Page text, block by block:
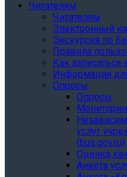
Читателям
Читателям
Электронный
Экскурсия по
Правила
Как записаться
Информация
Опросы
Опросы
услуг
(bus.gov.ru)
Оценка
Анкета